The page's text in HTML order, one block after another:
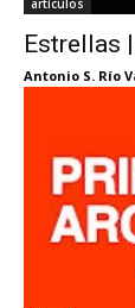
artículos
Estrellas
Antonio S. Río